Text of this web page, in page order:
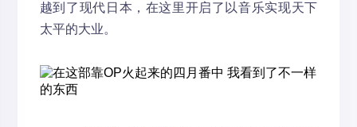
越到了现代日本，在这里开启了以音乐实现天下
太平的大业。